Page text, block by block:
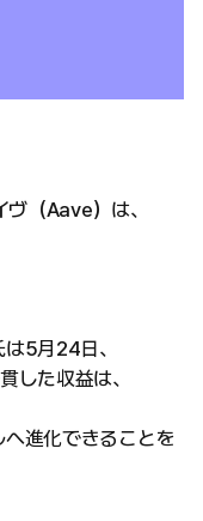
（Aave）は、
5月24日、
した収益は、
進化できることを